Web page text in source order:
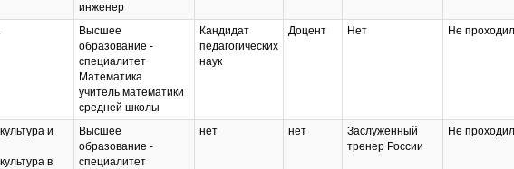
с
и
инженер
Высшее
образование -
специалитет
Математика
учитель математики
средней школы
Кандидат
педагогических
наук
Доцент Нет Не
и
в
Высшее
образование -
специалитет
нет нет
Заслуженный
тренер России
Не